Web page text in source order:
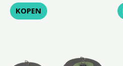
KOPEN